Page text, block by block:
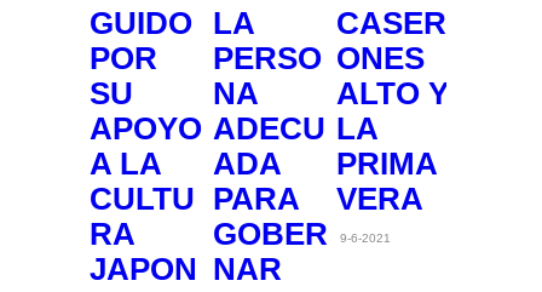
GUIDO
POR
SU
APOYO
A LA
CULTU
RA
JAPON
LA
PERSO
NA
ADECU
ADA
PARA
GOBER
NAR
CASER
ONES
ALTO Y
LA
PRIMA
VERA
9-6-2021